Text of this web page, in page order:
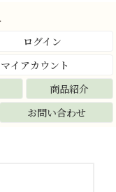
ログイン
マイアカウント
商品紹介
お問い合わせ